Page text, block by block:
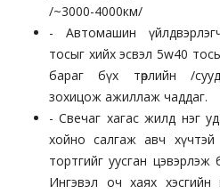
/~3000-4000км/
- Автомашин
тосыг хийх эсвэл 5w40
бараг бүх төрлийн /
зохицож ажиллаж чаддаг.
- Свечаг хагас жилд нэг
хойно салгаж авч хүчтэй
тортгийг уусган цэвэрлэж
Ингэвэл оч хаях хэсгийн